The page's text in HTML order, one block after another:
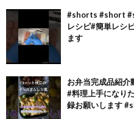
#shorts #short
レシピ#簡単レシ
ます
お弁当完成品紹介
#料理上手になり
録お願いします